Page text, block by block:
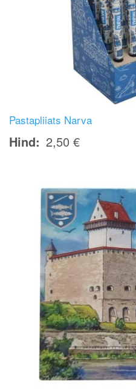
Pastapliiats Narva
Hind 2,50 €